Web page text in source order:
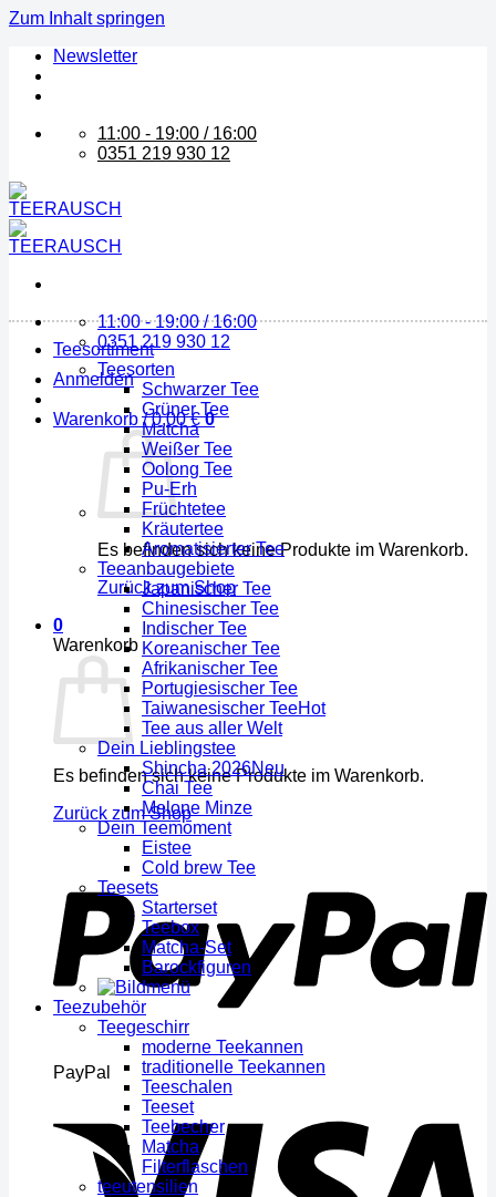
Zum Inhalt springen
Newsletter
11:00 - 19:00 / 16:00
0351 219 930 12
11:00 - 19:00 / 16:00
0351 219 930 12
Anmelden
Warenkorb /0,00€ 0
Es befinden sich keine Produkte im Warenkorb.
Zurück zum Shop
0
Warenkorb
Es befinden sich keine Produkte im Warenkorb.
Zurück zum Shop
PayPal
Teesortiment
Teesorten
Schwarzer Tee
Grüner Tee
Matcha
Weißer Tee
Oolong Tee
Pu-Erh
Früchtetee
Kräutertee
Aromatisierter Tee
Teeanbaugebiete
Japanischer Tee
Chinesischer Tee
Indischer Tee
Koreanischer Tee
Afrikanischer Tee
Portugiesischer Tee
Taiwanesischer Tee
Tee aus aller Welt
Dein Lieblingstee
Shincha 2026
Chai Tee
Melone Minze
Dein Teemoment
Eistee
Cold brew Tee
Teesets
Starterset
Teebox
Matcha-Set
Barockfiguren
Teezubehör
Teegeschirr
moderne Teekannen
traditionelle Teekannen
Teeschalen
Teeset
Teebecher
Matcha
Filterflaschen
teeutensilien